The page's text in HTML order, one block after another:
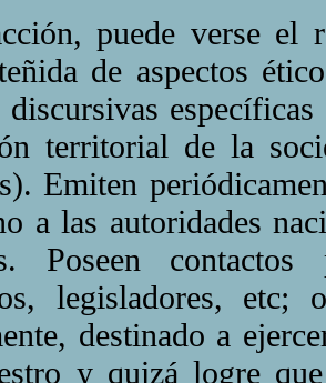
puede verse el
de aspectos
discursivas
territorial de la
Emiten
a las autoridades
Poseen contactos
legisladores, etc;
destinado a
y quizá logre